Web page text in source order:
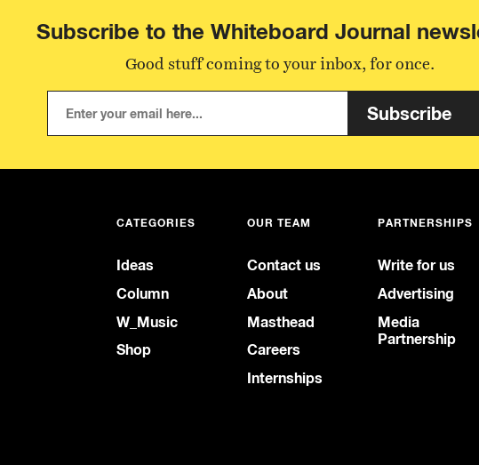
Subscribe to the Whiteboard Journal
Good stuff coming to your inbox, for once.
Subscribe
CATEGORIES
Ideas
Column
W_Music
Shop
OUR TEAM
Contact us
About
Masthead
Careers
Internships
PARTNERSHIPS
Write for us
Advertising
Media
Partnership